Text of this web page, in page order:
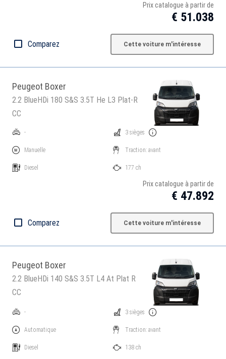
Prix catalogue à partir de
€ 51.038
Comparez Cette voiture m'intéresse
Peugeot Boxer
2.2 BlueHDi 180 S&S 3.5T He L3 Plat-R
CC
-
Manuelle
Diesel
3 sièges
Traction: avant
177 ch
Prix catalogue à partir de
€ 47.892
Comparez Cette voiture m'intéresse
Peugeot Boxer
2.2 BlueHDi 140 S&S 3.5T L4 At Plat R
CC
-
Automatique
Diesel
3 sièges
Traction: avant
138 ch